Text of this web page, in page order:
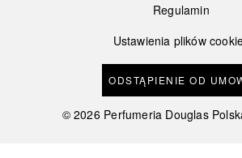
Regulamin
Ustawienia plików
ODSTĄPIENIE OD
©2026 Perfumeria Douglas